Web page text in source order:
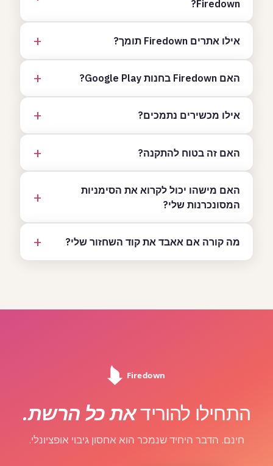
Firedown?
אילו אתרים Firedown תומך?
האם Firedown בחנות Google Play?
אילו מכשירים נתמכים?
האם זה בטוח להתקנה?
האם מישהו יכול לקרוא את הסימניות
המסונכרנות שלי?
מה קורה אם אאבד את קוד השחזור שלי?
התחילו להורידאת כל הרשת.
חינם. הדבר היחיד שנמכר הוא אחסון גיבוי אופציונלי.